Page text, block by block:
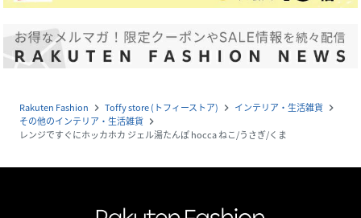
Rakuten Fashion navigate_next Toffy store (トフィーストア) navigate_next インテリア・生活雑貨 navigate_next
その他のインテリア・生活雑貨 navigate_next
レンジですぐにホッカホカ ジェル湯たんぽ hocca ねこ/うさぎ/くま